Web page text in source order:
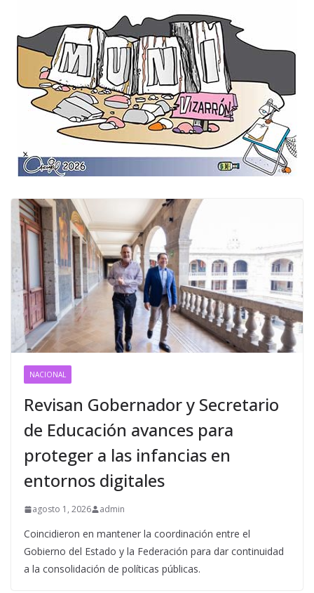
NACIONAL
Revisan Gobernador y Secretario
de Educación avances para
proteger a las infancias en
entornos digitales
agosto 1, 2026 admin
Coincidieron en mantener la coordinación entre el
Gobierno del Estado y la Federación para dar continuidad
a la consolidación de políticas públicas.